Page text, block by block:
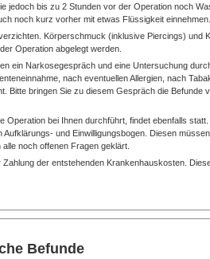
jedoch bis zu 2 Stunden vor der Operation noch
noch kurz vorher mit etwas Flüssigkeit einnehmen.
Körperschmuck (inklusive Piercings) und
Operation abgelegt werden.
ein Narkosegespräch und eine Untersuchung
nach eventuellen Allergien, nach
Bitte bringen Sie zu diesem Gespräch die Befunde
Operation bei Ihnen durchführt, findet ebenfalls
und Einwilligungsbogen. Diesen
noch offenen Fragen geklärt.
der entstehenden Krankenhauskosten.
Befunde